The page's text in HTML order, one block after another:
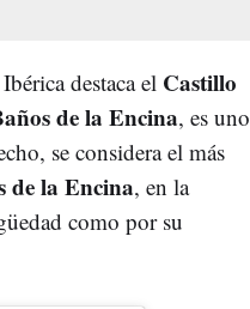
destaca el Castillo
de la Encina, es uno
se considera el más
de la Encina, en la
como por su